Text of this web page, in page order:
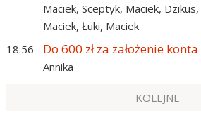
Maciek, Sceptyk, Maciek, Dzikus,
Maciek, Łuki, Maciek
18:56
Annika
KOLEJNE